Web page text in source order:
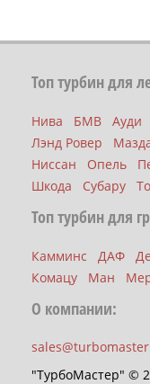
Топ турбин для
Нива БМВ Ауди
Лэнд Ровер
Ниссан
Опель
Шкода
Субару
Топ турбин для
Камминс ДАФ
Комацу
Ман
О компании:
"ТурбоМастер" ©